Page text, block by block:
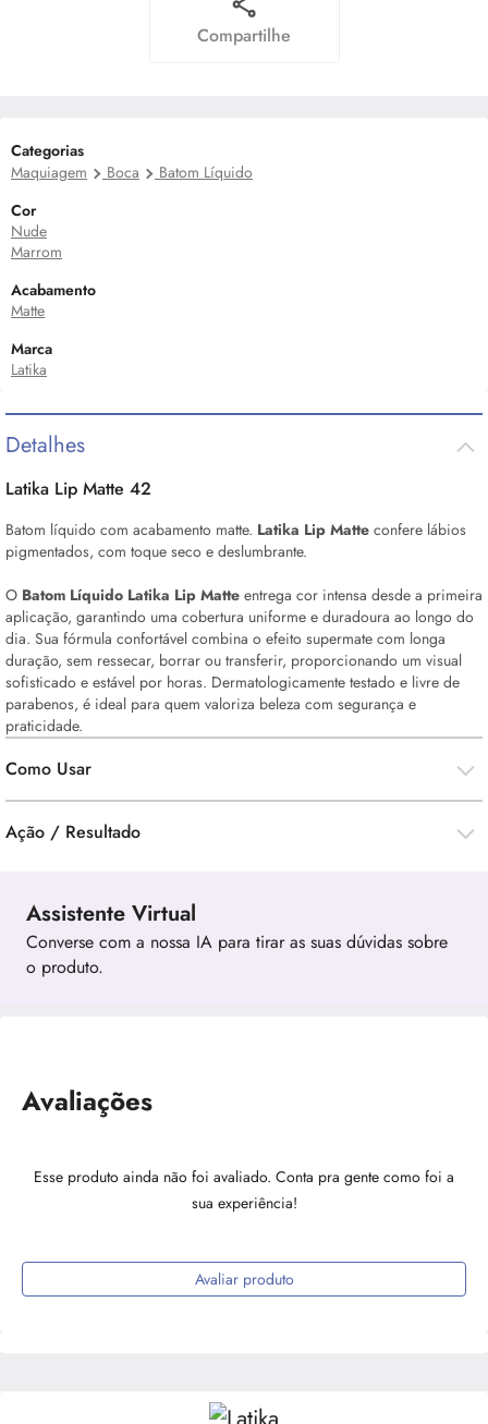
Compartilhe
Categorias
Maquiagem
Boca
Batom Líquido
Cor
Nude
Marrom
Acabamento
Matte
Marca
Latika
Detalhes
Latika Lip Matte 42
Batom líquido com acabamento matte. Latika Lip Matte confere lábios
pigmentados, com toque seco e deslumbrante.
O Batom Líquido Latika Lip Matte entrega cor intensa desde a primeira
aplicação, garantindo uma cobertura uniforme e duradoura ao longo do
dia. Sua fórmula confortável combina o efeito supermate com longa
duração, sem ressecar, borrar ou transferir, proporcionando um visual
sofisticado e estável por horas. Dermatologicamente testado e livre de
parabenos, é ideal para quem valoriza beleza com segurança e
praticidade.
Como Usar
Ação / Resultado
Assistente Virtual
Converse com a nossa IA para tirar as suas dúvidas sobre
o produto.
Avaliações
Esse produto ainda não foi avaliado. Conta pra gente como foi a
sua experiência!
Avaliar produto